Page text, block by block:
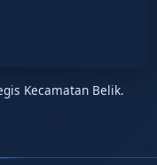
Kecamatan Belik.